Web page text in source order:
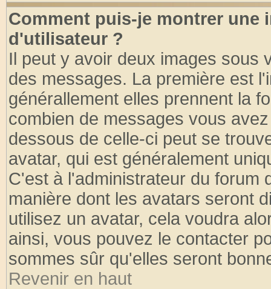
Comment puis-je montrer une
d'utilisateur ?
Il peut y avoir deux images sous
des messages. La première est
générallement elles prennent la
combien de messages vous
dessous de celle-ci peut se
avatar, qui est généralement
C'est à l'administrateur du forum
manière dont les avatars seront
utilisez un avatar, cela voudra
ainsi, vous pouvez le contacter
sommes sûr qu'elles seront
Revenir en haut